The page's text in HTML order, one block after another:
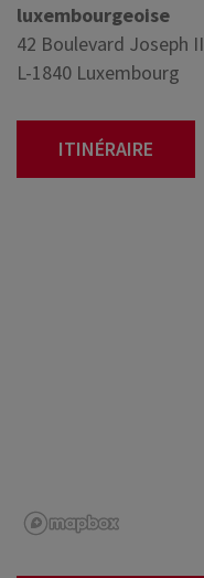
luxembourgeoise
42 Boulevard Joseph II
L-1840 Luxembourg
ITINÉRAIRE